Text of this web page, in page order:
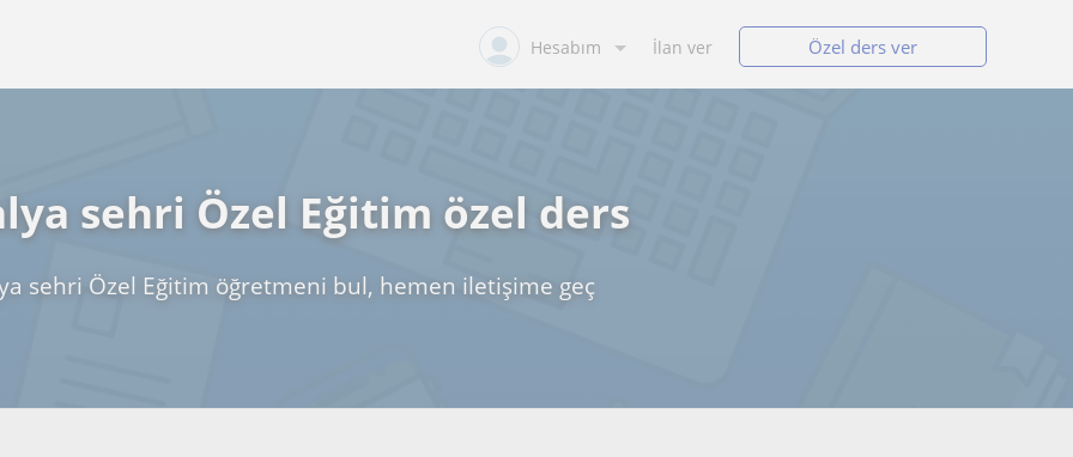
Hesabım İlan ver Özel ders ver
sehri Özel Eğitim özel ders
sehri Özel Eğitim öğretmeni bul, hemen iletişime geç